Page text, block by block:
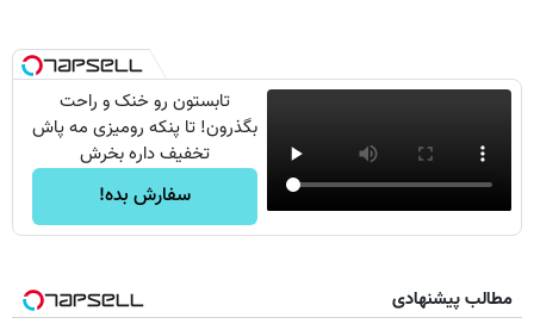
تابستون رو خنک و راحت
بگذرون! تا پنکه رومیزی مه پاش
تخفیف داره بخرش
سفارش بده!
مطالب پیشنهادی